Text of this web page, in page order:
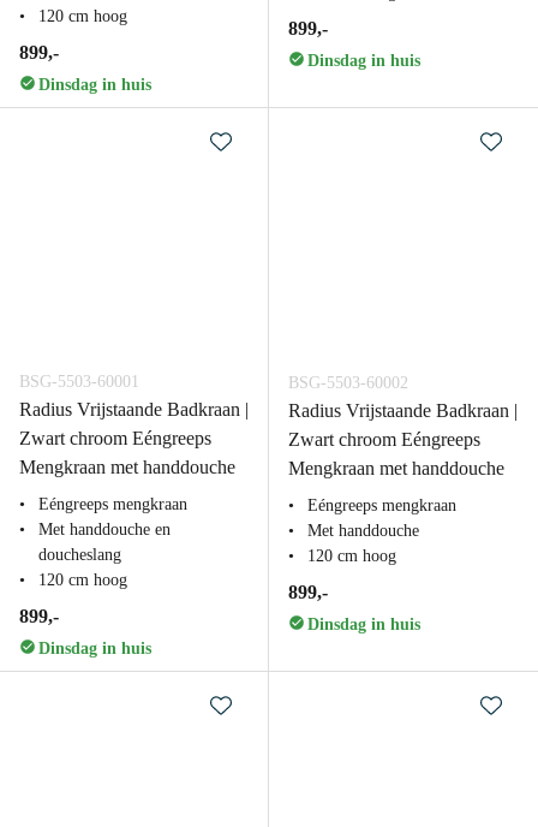
120 cm hoog
899,-
Dinsdag in huis
899,-
Dinsdag in huis
BSG-5503-60001
Radius Vrijstaande Badkraan |
Zwart chroom Eéngreeps
Mengkraan met handdouche
Eéngreeps mengkraan
Met handdouche en
doucheslang
120 cm hoog
899,-
Dinsdag in huis
BSG-5503-60002
Radius Vrijstaande Badkraan |
Zwart chroom Eéngreeps
Mengkraan met handdouche
Eéngreeps mengkraan
Met handdouche
120 cm hoog
899,-
Dinsdag in huis